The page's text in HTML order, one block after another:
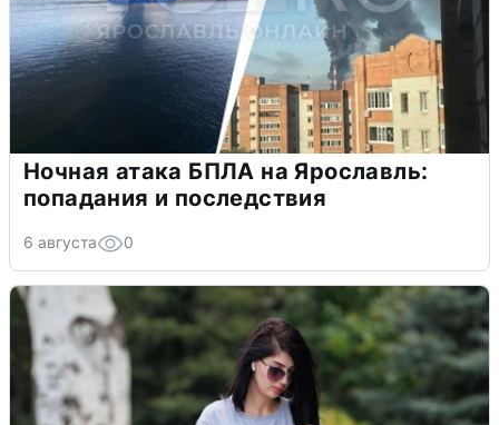
Ночная атака БПЛА на Ярославль:
попадания и последствия
6 августа 0